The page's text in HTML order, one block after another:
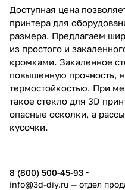
Доступная цена
принтера для
размера. Предлагаем
из простого и
кромками. Закаленное
повышенную прочность,
термостойкостью. При
такое стекло для 3D
опасные осколки, а
кусочки.
8 (800) 500-45-93
info@3d-diy.ru — отдел